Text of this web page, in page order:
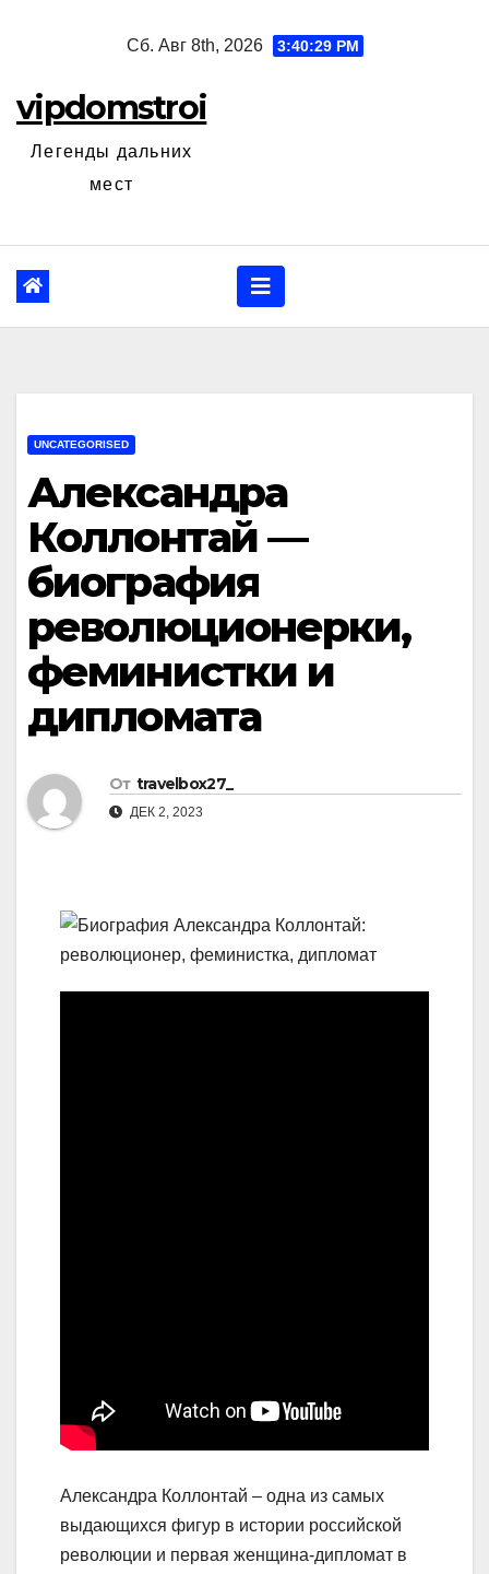
Сб. Авг 8th, 2026 3:40:30 PM
vipdomstroi
Легенды дальних
мест
UNCATEGORISED
Александра
Коллонтай —
биография
революционерки,
феминистки и
дипломата
От travelbox27_
ДЕК 2, 2023
Александра Коллонтай – одна из самых
выдающихся фигур в истории российской
революции и первая женщина-дипломат в